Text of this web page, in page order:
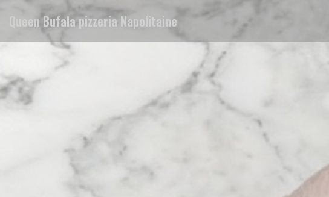
Painel de Gerenciamento de Cookies
Queen Bufala pizzeria Napolitaine